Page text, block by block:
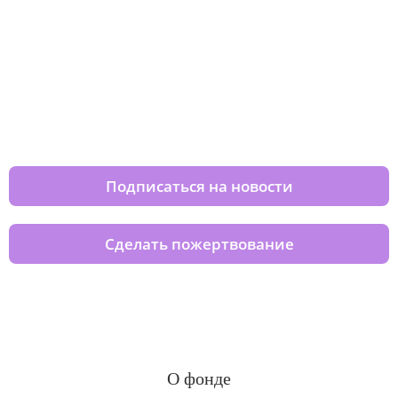
Подписаться на новости
Сделать пожертвование
О фонде